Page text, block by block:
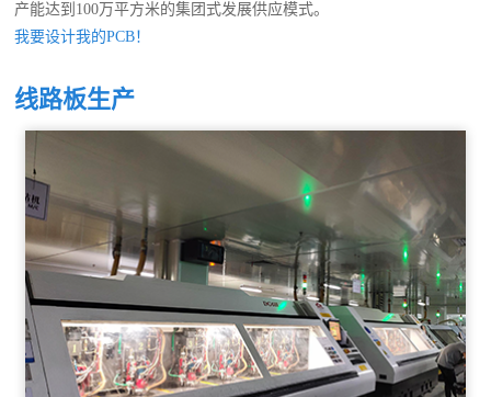
产能达到100万平方米的集团式发展供应模式。
我要设计我的PCB！
线路板生产